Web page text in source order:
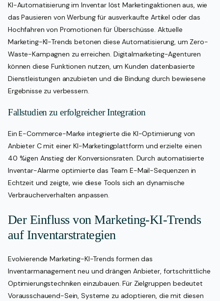
KI-Automatisierung im Inventar löst Marketingaktionen aus, wie
das Pausieren von Werbung für ausverkaufte Artikel oder das
Hochfahren von Promotionen für Überschüsse. Aktuelle
Marketing-KI-Trends betonen diese Automatisierung, um Zero-
Waste-Kampagnen zu erreichen. Digitalmarketing-Agenturen
können diese Funktionen nutzen, um Kunden datenbasierte
Dienstleistungen anzubieten und die Bindung durch bewiesene
Ergebnisse zu verbessern.
Fallstudien zu erfolgreicher Integration
Ein E-Commerce-Marke integrierte die KI-Optimierung von
Anbieter C mit einer KI-Marketingplattform und erzielte einen
40 %igen Anstieg der Konversionsraten. Durch automatisierte
Inventar-Alarme optimierte das Team E-Mail-Sequenzen in
Echtzeit und zeigte, wie diese Tools sich an dynamische
Verbraucherverhalten anpassen.
Der Einfluss von Marketing-KI-Trends
auf Inventarstrategien
Evolvierende Marketing-KI-Trends formen das
Inventarmanagement neu und drängen Anbieter, fortschrittliche
Optimierungstechniken einzubauen. Für Zielgruppen bedeutet
Vorausschauend-Sein, Systeme zu adoptieren, die mit diesen